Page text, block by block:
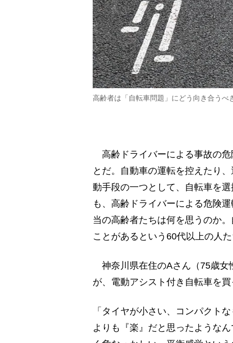
高齢者は「自転車問題」にどう向き合うべ
高齢ドライバーによる事故の危
とだ。自動車の運転を控えたり
動手段の一つとして、自転車を
も、高齢ドライバーによる危険
当の高齢者たちは何を思うのか
ことがあるという60代以上の人た
神奈川県在住のAさん（75歳女
が、電動アシスト付き自転車を
「タイヤが小さい、コンパクト
よりも『楽』だと思ったような